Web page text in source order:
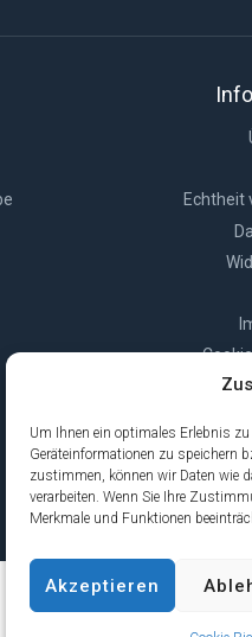
Um Ihnen ein optimales Erlebnis
Geräteinformationen zu speichern
zustimmen, können wir Daten wie
verarbeiten. Wenn Sie Ihre
Merkmale und Funktionen
Akzeptieren
Echtheit